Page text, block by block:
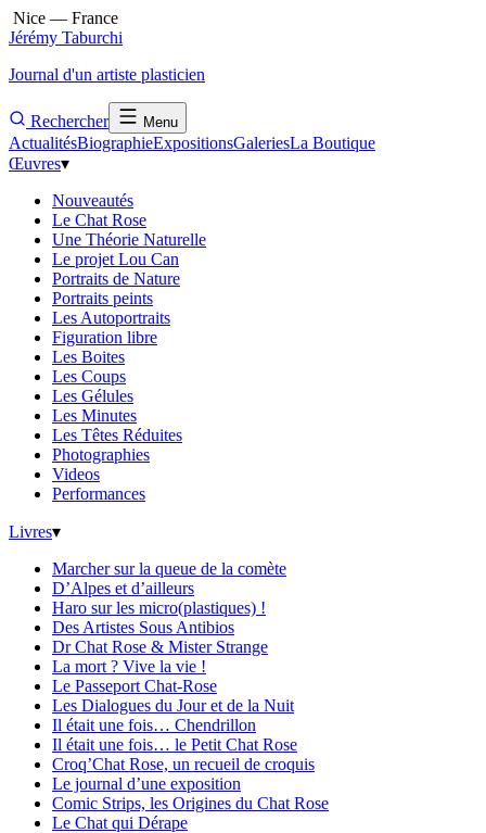
Nice — France
Jérémy Taburchi
Journal d'un artiste plasticien
Rechercher Menu
ActualitésBiographieExpositionsGaleriesLa Boutique
Œuvres▾
Nouveautés
Le Chat Rose
Une Théorie Naturelle
Le projet Lou Can
Portraits de Nature
Portraits peints
Les Autoportraits
Figuration libre
Les Boites
Les Coups
Les Gélules
Les Minutes
Les Têtes Réduites
Photographies
Videos
Performances
Livres▾
Marcher sur la queue de la comète
D’Alpes et d’ailleurs
Haro sur les micro(plastiques) !
Des Artistes Sous Antibios
Dr Chat Rose & Mister Strange
La mort ? Vive la vie !
Le Passeport Chat-Rose
Les Dialogues du Jour et de la Nuit
Il était une fois… Chendrillon
Il était une fois… le Petit Chat Rose
Croq’Chat Rose, un recueil de croquis
Le journal d’une exposition
Comic Strips, les Origines du Chat Rose
Le Chat qui Dérape